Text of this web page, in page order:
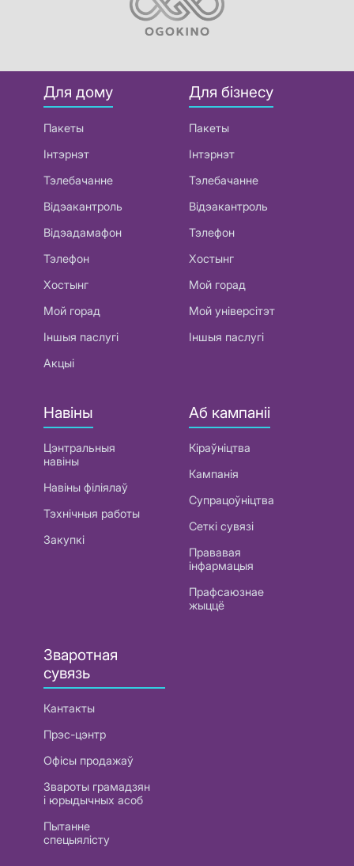
Для дому
Пакеты
Інтэрнэт
Тэлебачанне
Відэакантроль
Відэадамафон
Тэлефон
Хостынг
Мой горад
Іншыя паслугі
Акцыі
Для бізнесу
Пакеты
Інтэрнэт
Тэлебачанне
Відэакантроль
Тэлефон
Хостынг
Мой горад
Мой універсітэт
Іншыя паслугі
Навіны
Цэнтральныя
навіны
Навіны філіялаў
Тэхнічныя работы
Закупкі
Аб кампаніі
Кіраўніцтва
Кампанія
Супрацоўніцтва
Сеткі сувязі
Прававая
інфармацыя
Прафсаюзнае
жыццё
Зваротная
сувязь
Кантакты
Прэс-цэнтр
Офісы продажаў
Звароты грамадзян
і юрыдычных асоб
Пытанне
спецыялісту